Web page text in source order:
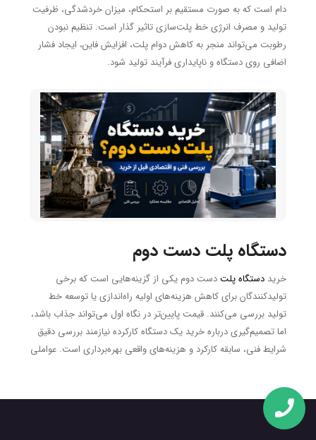
دام است که به صورت مستقیم بر استحکام، میزان خردشدگی، ظرفیت
تولید و مصرف انرژی خط پلت‌سازی تاثیر گذار است. تنظیم نبودن
رطوبت می‌تواند منجر به کاهش دوام پلت، افزایش فاین، ایجاد فشار
اضافی روی دستگاه و ناپایداری فرآیند تولید شود.
در خطوط صنعتی خوراک دام، رطوبت مواد اولیه باید با توجه به نوع
جیره، اندازه ذرات، شرایط آسیاب، میزان بخاردهی و دمای کاندیشنینگ
کنترل شود. رطوبت کم معمولاً منجر به کاهش چسبندگی ذرات و
افزایش شکستگی پلت می‌شود، در حالی که رطوبت بیش از حد
می‌تواند مشکلاتی مانند چسبندگی، کاهش ظرفیت و افت کیفیت
محصول را ایجاد کند.
دستگاه پلت دست دوم
خرید دستگاه پلتدست دوم یکی از گزینه‌هایی است که برخی
تولیدکنندگان برای کاهش هزینه‌های اولیه راه‌اندازی یا توسعه خط
تولید بررسی می‌کنند. قیمت پایین‌تر در نگاه اول می‌تواند جذاب باشد،
اما تصمیم‌گیری درباره خرید یک دستگاه کارکرده نیازمند بررسی دقیق
شرایط فنی، سابقه کارکرد و هزینه‌های واقعی بهره‌برداری است. عواملی
واقعی تولید، مصرف انرژی، دسترسی به قطعات یدکی و خدمات پس از
فروش، تاثیر مستقیمی بر عملکرد و سودآوری خط تولید دارند.